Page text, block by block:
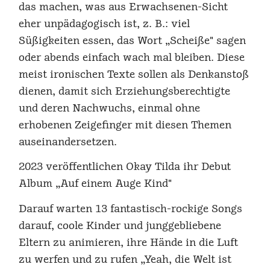
das machen, was aus Erwachsenen-Sicht
eher unpädagogisch ist, z. B.: viel
Süßigkeiten essen, das Wort „Scheiße" sagen
oder abends einfach wach mal bleiben. Diese
meist ironischen Texte sollen als Denkanstoß
dienen, damit sich Erziehungsberechtigte
und deren Nachwuchs, einmal ohne
erhobenen Zeigefinger mit diesen Themen
auseinandersetzen.
2023 veröffentlichen Okay Tilda ihr Debut
Album „Auf einem Auge Kind"
Darauf warten 13 fantastisch-rockige Songs
darauf, coole Kinder und junggebliebene
Eltern zu animieren, ihre Hände in die Luft
zu werfen und zu rufen „Yeah, die Welt ist